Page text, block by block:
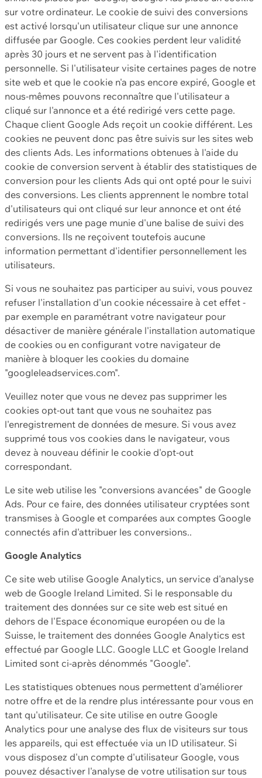
sur votre ordinateur. Le cookie de suivi des conversions
est activé lorsqu'un utilisateur clique sur une annonce
diffusée par Google. Ces cookies perdent leur validité
après 30 jours et ne servent pas à l'identification
personnelle. Si l'utilisateur visite certaines pages de notre
site web et que le cookie n'a pas encore expiré, Google et
nous-mêmes pouvons reconnaître que l'utilisateur a
cliqué sur l'annonce et a été redirigé vers cette page.
Chaque client Google Ads reçoit un cookie différent. Les
cookies ne peuvent donc pas être suivis sur les sites web
des clients Ads. Les informations obtenues à l'aide du
cookie de conversion servent à établir des statistiques de
conversion pour les clients Ads qui ont opté pour le suivi
des conversions. Les clients apprennent le nombre total
d'utilisateurs qui ont cliqué sur leur annonce et ont été
redirigés vers une page munie d'une balise de suivi des
conversions. Ils ne reçoivent toutefois aucune
information permettant d'identifier personnellement les
utilisateurs.
Si vous ne souhaitez pas participer au suivi, vous pouvez
refuser l'installation d'un cookie nécessaire à cet effet -
par exemple en paramétrant votre navigateur pour
désactiver de manière générale l'installation automatique
de cookies ou en configurant votre navigateur de
manière à bloquer les cookies du domaine
"googleleadservices.com".
Veuillez noter que vous ne devez pas supprimer les
cookies opt-out tant que vous ne souhaitez pas
l'enregistrement de données de mesure. Si vous avez
supprimé tous vos cookies dans le navigateur, vous
devez à nouveau définir le cookie d'opt-out
correspondant.
Le site web utilise les "conversions avancées" de Google
Ads. Pour ce faire, des données utilisateur cryptées sont
transmises à Google et comparées aux comptes Google
connectés afin d'attribuer les conversions..
Google Analytics
Ce site web utilise Google Analytics, un service d'analyse
web de Google Ireland Limited. Si le responsable du
traitement des données sur ce site web est situé en
dehors de l'Espace économique européen ou de la
Suisse, le traitement des données Google Analytics est
effectué par Google LLC. Google LLC et Google Ireland
Limited sont ci-après dénommés "Google".
Les statistiques obtenues nous permettent d'améliorer
notre offre et de la rendre plus intéressante pour vous en
tant qu'utilisateur. Ce site utilise en outre Google
Analytics pour une analyse des flux de visiteurs sur tous
les appareils, qui est effectuée via un ID utilisateur. Si
vous disposez d'un compte d'utilisateur Google, vous
pouvez désactiver l'analyse de votre utilisation sur tous